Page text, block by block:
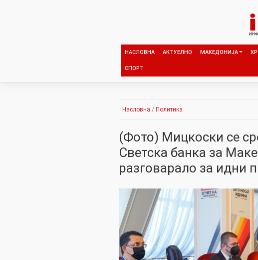
НАСЛОВНА АКТУЕЛНО МАКЕДОНИЈА
СПОРТ
Насловна / Политика
(Фото) Мицкоски се
Светска банка за
разговарало за идни